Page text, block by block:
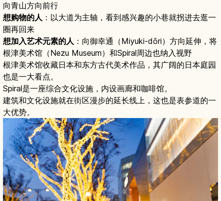
向青山方向前行
想购物的人 ：以大道为主轴，看到感兴趣的小巷就拐进去逛一
圈再回来
想加入艺术元素的人 ：向御幸通（Miyuki-dōri）方向延伸，将
根津美术馆（Nezu Museum）和Spiral周边也纳入视野
根津美术馆收藏日本和东方古代美术作品，其广阔的日本庭园
也是一大看点。
Spiral是一座综合文化设施，内设画廊和咖啡馆。
建筑和文化设施就在街区漫步的延长线上，这也是表参道的一
大优势。